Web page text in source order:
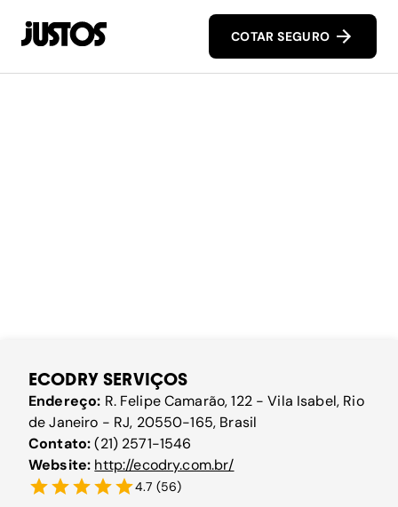
COTAR SEGURO
ECODRY SERVIÇOS
Endereço: R. Felipe Camarão, 122 - Vila Isabel, Rio
de Janeiro - RJ, 20550-165, Brasil
Contato:(21) 2571-1546
Website: http://ecodry.com.br/
4.7 (56)